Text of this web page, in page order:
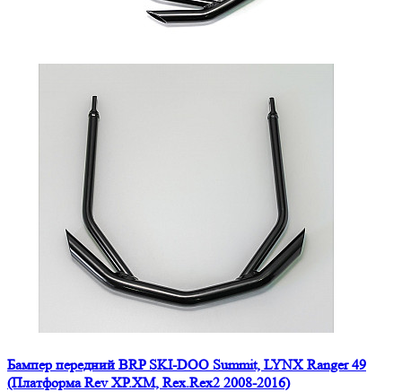
Бампер передний BRP SKI-DOO Summit, LYNX Ranger 49
(Платформа Rev XP.XM, Rex.Rex2 2008-2016)